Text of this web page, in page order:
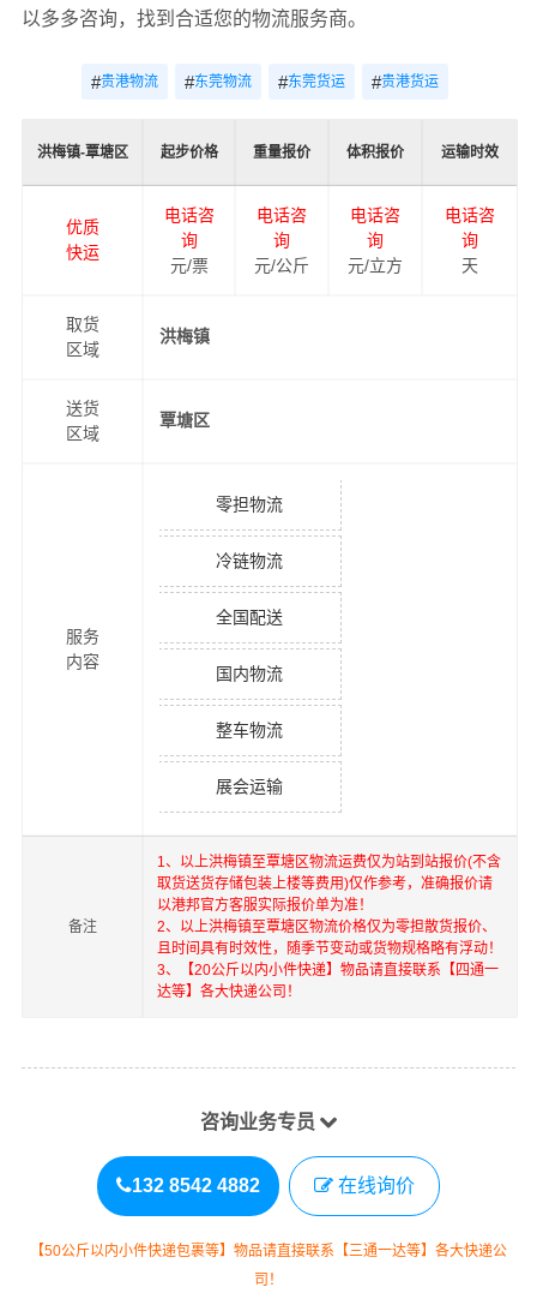
以多多咨询，找到合适您的物流服务商。
#贵港物流 #东莞物流 #东莞货运 #贵港货运
洪梅镇-覃塘区 起步价格 重量报价 体积报价 运输时效
优质
快运
电话咨
询
元/票
电话咨
询
元/公斤
电话咨
询
元/立方
电话咨
询
天
取货
区域
洪梅镇
送货
区域
覃塘区
服务
内容
零担物流
冷链物流
全国配送
国内物流
整车物流
展会运输
备注
1、以上洪梅镇至覃塘区物流运费仅为站到站报价(不含
取货送货存储包装上楼等费用)仅作参考，准确报价请
以港邦官方客服实际报价单为准！
2、以上洪梅镇至覃塘区物流价格仅为零担散货报价、
且时间具有时效性，随季节变动或货物规格略有浮动！
3、【20公斤以内小件快递】物品请直接联系【四通一
达等】各大快递公司！
咨询业务专员
132 8542 4882 在线询价
【50公斤以内小件快递包裹等】物品请直接联系【三通一达等】各大快递公
司！